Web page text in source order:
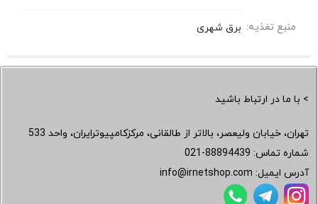
منبع تغذیه: برق شهری
> با ما در ارتباط باشید
تهران، خیابان ولیعصر، بالاتر از طالقانی، مرکزکامپیوترایران، واحد 533
شماره تماس: 021-88894439
آدرس ایمیل: info@irnetshop.com